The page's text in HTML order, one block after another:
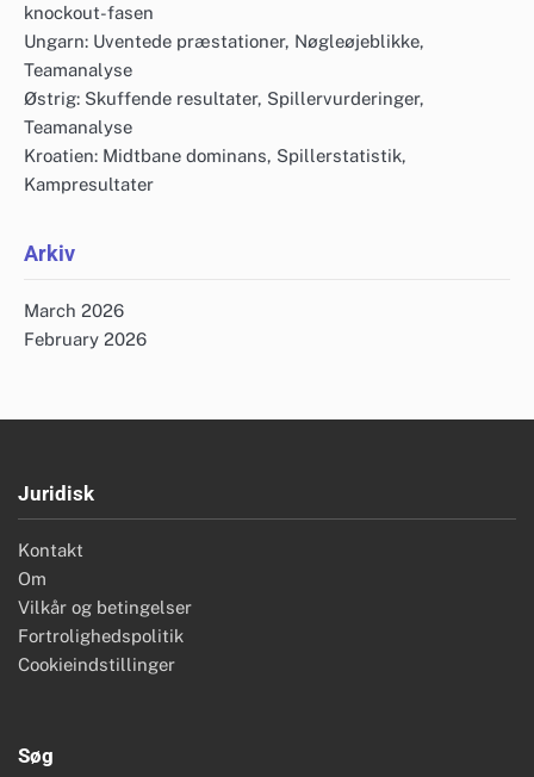
knockout-fasen
Ungarn: Uventede præstationer, Nøgleøjeblikke,
Teamanalyse
Østrig: Skuffende resultater, Spillervurderinger,
Teamanalyse
Kroatien: Midtbane dominans, Spillerstatistik,
Kampresultater
Arkiv
March 2026
February 2026
Juridisk
Kontakt
Om
Vilkår og betingelser
Fortrolighedspolitik
Cookieindstillinger
Søg